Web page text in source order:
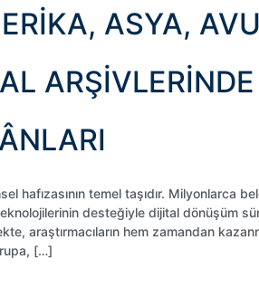
ASYA,
hafızasının temel taşıdır. Milyonlarca
desteğiyle dijital dönüşüm
araştırmacıların hem zamandan
[…]